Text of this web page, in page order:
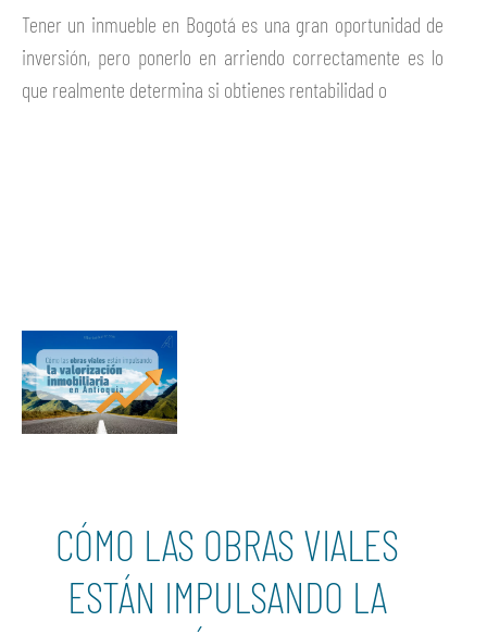
Tener un inmueble en Bogotá es una gran oportunidad de
inversión, pero ponerlo en arriendo correctamente es lo
que realmente determina si obtienes rentabilidad o
CÓMO LAS OBRAS VIALES
ESTÁN IMPULSANDO LA